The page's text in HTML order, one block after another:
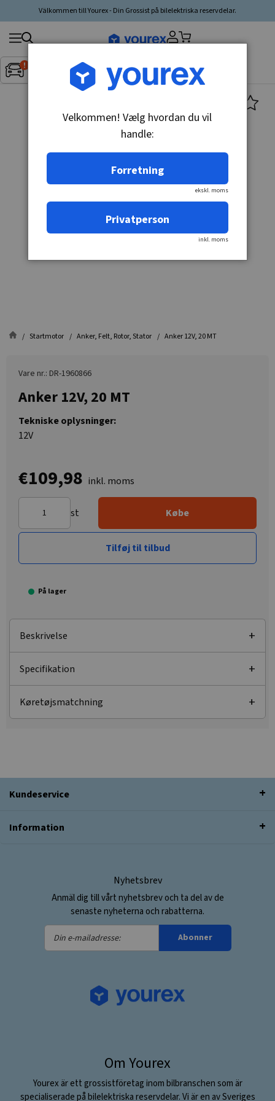
Välkommen till Yourex - Din Grossist på bilelektriska reservdelar.
Inget fordon valt▼
Søg
produkt,
producent,
Startmotor Anker, Felt, Rotor, Stator Anker 12V, 20 MT
Vare nr.: DR-1960866
Anker 12V, 20 MT
Tekniske oplysninger:
12V
€109,98 inkl. moms
st Købe
Tilføj til tilbud
På lager
Beskrivelse
Specifikation
Køretøjsmatchning
Kundeservice
Information
Nyhetsbrev
Anmäl dig till vårt nyhetsbrev och ta del av de
senaste nyheterna och rabatterna.
Din
e-
Abonner
Om Yourex
Yourex är ett grossistföretag inom bilbranschen som är
specialiserade på bilelektriska reservdelar. Vi är en av Sveriges
Velkommen! Vælg hvordan du vil
handle:
Forretning
ekskl. moms
Privatperson
inkl. moms